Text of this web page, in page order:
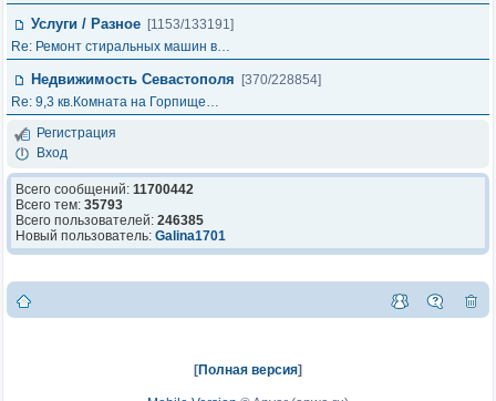
Услуги / Разное [1153/133191]
Re: Ремонт стиральных машин в…
Недвижимость Севастополя
[370/228854]
Re: 9,3 кв.Комната на Горпище…
Регистрация
Вход
Всего сообщений: 11700442
Всего тем: 35793
Всего пользователей: 246385
Новый пользователь: Galina1701
[Полная версия]